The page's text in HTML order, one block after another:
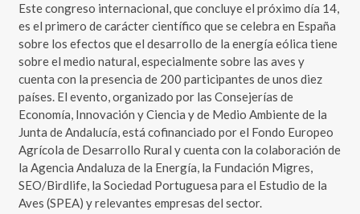
Este congreso internacional, que concluye el próximo día 14,
es el primero de carácter científico que se celebra en España
sobre los efectos que el desarrollo de la energía eólica tiene
sobre el medio natural, especialmente sobre las aves y
cuenta con la presencia de 200 participantes de unos diez
países. El evento, organizado por las Consejerías de
Economía, Innovación y Ciencia y de Medio Ambiente de la
Junta de Andalucía, está cofinanciado por el Fondo Europeo
Agrícola de Desarrollo Rural y cuenta con la colaboración de
la Agencia Andaluza de la Energía, la Fundación Migres,
SEO/Birdlife, la Sociedad Portuguesa para el Estudio de la
Aves (SPEA) y relevantes empresas del sector.